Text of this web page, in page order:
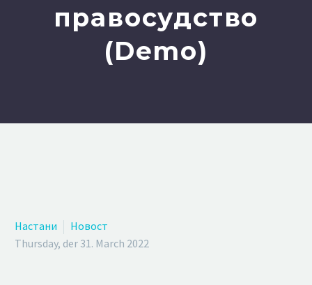
правосудство
(Demo)
Настани
Новост
Thursday, der 31. March 2022